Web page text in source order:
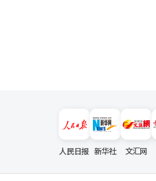
人民日报 新华社 文汇网